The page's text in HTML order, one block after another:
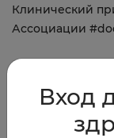
Клинический
Ассоциации
Предыдущая
Вход